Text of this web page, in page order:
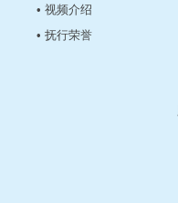
• 视频介绍
• 抚行荣誉